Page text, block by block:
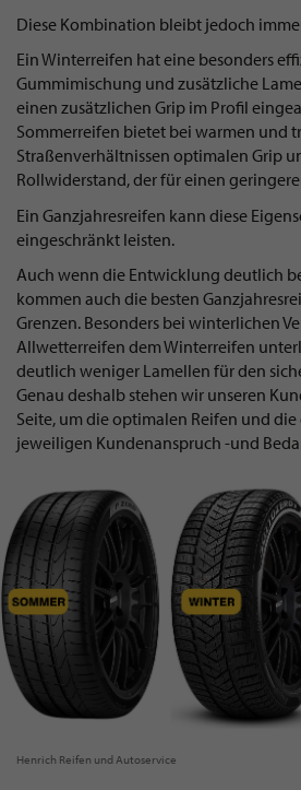
Diese Kombination bleibt jedoch
Ein Winterreifen hat eine besonders
Gummimischung und zusätzliche
einen zusätzlichen Grip im Profil
Sommerreifen bietet bei warmen und
Straßenverhältnissen optimalen Grip
Rollwiderstand, der für einen
Ein Ganzjahresreifen kann diese
eingeschränkt leisten.
Auch wenn die Entwicklung deutlich
kommen auch die besten
Grenzen. Besonders bei winterlichen
Allwetterreifen dem Winterreifen
deutlich weniger Lamellen für den
Genau deshalb stehen wir unseren
Seite, um die optimalen Reifen und
jeweiligen Kundenanspruch -und
Henrich Reifen und Autoservice